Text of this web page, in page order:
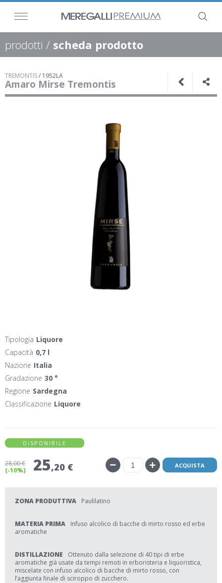
prodotti / scheda prodotto
TREMONTIS/ 1952LA
Amaro Mirse Tremontis
Tipologia Liquore
Capacità 0,7 l
Nazione Italia
Gradazione 30 °
Regione Sardegna
Classificazione Liquore
DISPONIBILE
28,00 €
(-10%)
25,20 € ACQUISTA
ZONA PRODUTTIVA Paulilatino
MATERIA PRIMA
Infuso alcolico di bacche di mirto rosso ed erbe
aromatiche
DISTILLAZIONE
Ottenuto dalla selezione di 40 tipi di erbe
aromatiche già usate da tempi remoti in erboristeria e liquoristica,
miscelate con infuso alcolico di bacche di mirto rosso, con
l’aggiunta finale di sciroppo di zucchero.